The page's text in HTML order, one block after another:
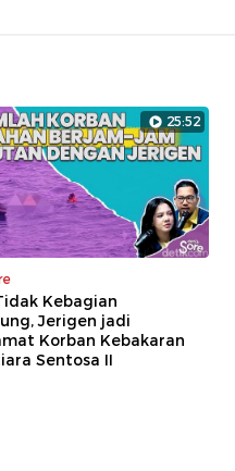
25:52
Kebagian
Jerigen jadi
Korban Kebakaran
Sentosa II